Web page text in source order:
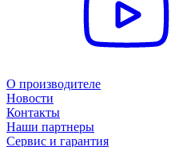
О производителе
Новости
Контакты
Наши партнеры
Сервис и гарантия